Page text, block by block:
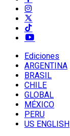
Ediciones
ARGENTINA
BRASIL
CHILE
GLOBAL
MÉXICO
PERU
US ENGLISH